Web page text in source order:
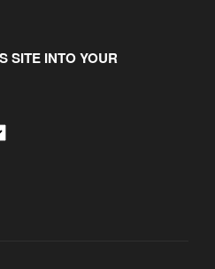
SITE INTO YOUR